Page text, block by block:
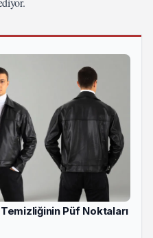
Püf Noktaları